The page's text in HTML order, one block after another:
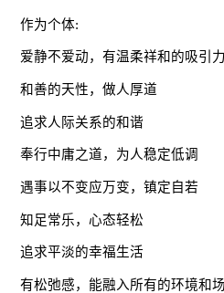
作为个体:
爱静不爱动，有温柔祥和的吸引
和善的天性，做人厚道
追求人际关系的和谐
奉行中庸之道，为人稳定低调
遇事以不变应万变，镇定自若
知足常乐，心态轻松
追求平淡的幸福生活
有松弛感，能融入所有的环境和